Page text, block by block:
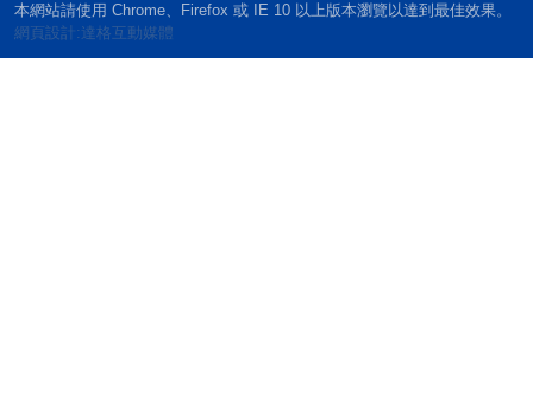
本網站請使用 Chrome、Firefox 或 IE 10 以上版本瀏覽以達到最佳效果。
網頁設計:達格互動媒體